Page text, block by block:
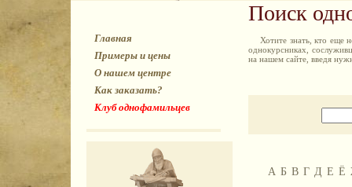
Главная
Примеры и цены
О нашем центре
Как заказать?
Клуб однофамильцев
Поиск
Хотите знать, кто еще
однокурсниках,
на нашем сайте, введя
А Б В Г Д Е Ё